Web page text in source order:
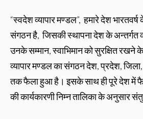
“स्वदेश व्यापार मण्डल”, हमारे देश भारतवर्ष
संगठन है, जिसकी स्थापना देश के अन्तर्गत
उनके सम्मान, स्वाभिमान को सुरक्षित रखने
व्यापार मण्डल का संगठन देश, प्रदेश,
तक फैला हुआ है। इसके साथ ही पूरे देश में
की कार्यकारणी निम्न तालिका के अनुसार